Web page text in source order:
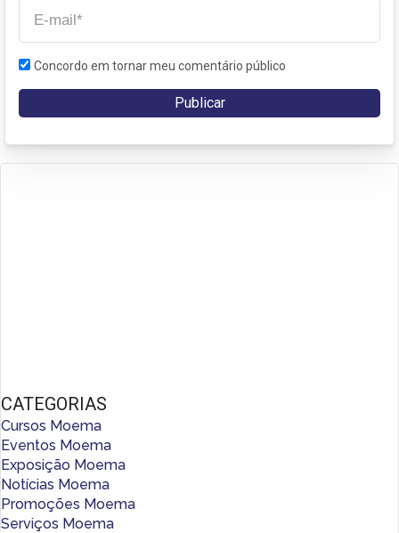
Concordo em tornar meu comentário público
CATEGORIAS
Cursos Moema
Eventos Moema
Exposição Moema
Notícias Moema
Promoções Moema
Serviços Moema